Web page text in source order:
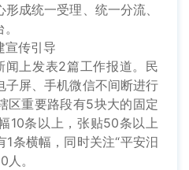
成统一受理、统一分流、
宣传引导
闻上发表2篇工作报道。民
子屏、手机微信不间断进行
区重要路段有5块大的固定
10条以上，张贴50条以上
条横幅，同时关注“平安汨
。